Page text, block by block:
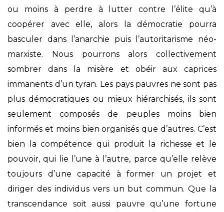
ou moins à perdre à lutter contre l’élite qu’à
coopérer avec elle, alors la démocratie pourra
basculer dans l’anarchie puis l’autoritarisme néo-
marxiste. Nous pourrons alors collectivement
sombrer dans la misère et obéir aux caprices
immanents d’un tyran. Les pays pauvres ne sont pas
plus démocratiques ou mieux hiérarchisés, ils sont
seulement composés de peuples moins bien
informés et moins bien organisés que d’autres. C’est
bien la compétence qui produit la richesse et le
pouvoir, qui lie l’une à l’autre, parce qu’elle relève
toujours d’une capacité à former un projet et
diriger des individus vers un but commun. Que la
transcendance soit aussi pauvre qu’une fortune